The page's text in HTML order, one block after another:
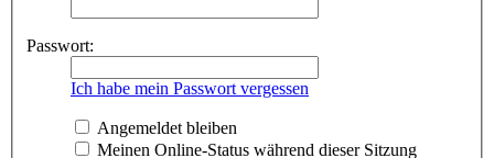
Passwort:
Ich habe mein Passwort vergessen
Angemeldet bleiben
Meinen Online-Status während dieser Sitzung